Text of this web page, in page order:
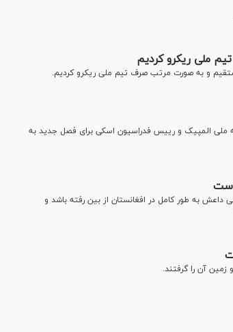
المپیک و رییس فدراسیون اسکی برای فصل جدید به
است
به طور کامل در افغانستان از بین رفته باشد و
آن را گرفتند.